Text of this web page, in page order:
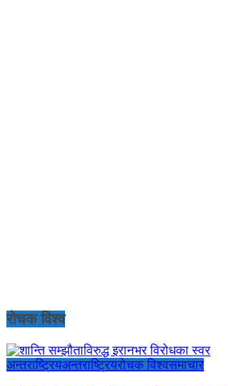
रोचक विश्व
अन्तराष्ट्रियअन्तराष्ट्रियरोचक विश्वसमाचार